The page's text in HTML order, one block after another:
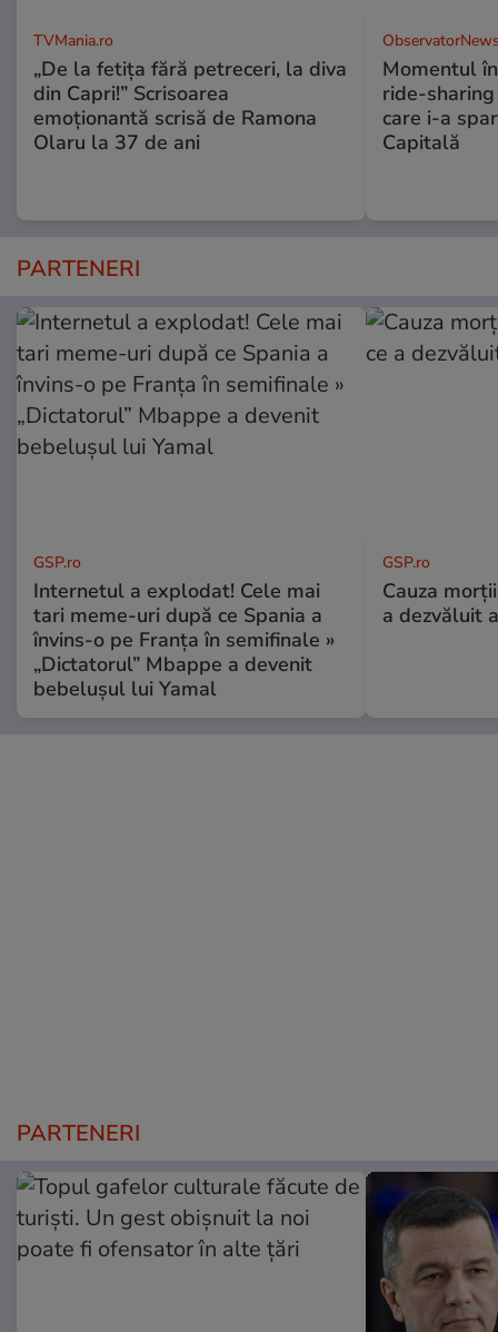
TVMania.ro
„De la fetița fără petreceri, la diva
din Capri!” Scrisoarea
emoționantă scrisă de Ramona
Olaru la 37 de ani
Momentul
ride-
care i-a
Capitală
PARTENERI
GSP.ro
Internetul a explodat! Cele mai
tari meme-uri după ce Spania a
învins-o pe Franța în semifinale »
„Dictatorul” Mbappe a devenit
bebelușul lui Yamal
GSP.ro
Cauza
a dezvăluit
PARTENERI